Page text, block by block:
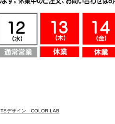
TSデザイン COLOR LAB